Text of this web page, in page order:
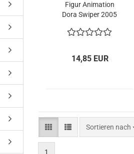
Hersteller
Figur Ani­ma­ti­on
Dora Swi­per 2005
14,85 EUR
Sortieren nach
Sortieren nach
1